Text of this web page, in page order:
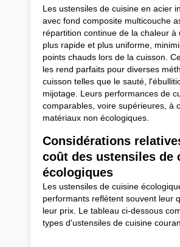
Les ustensiles de cuisine en acier
avec fond composite multicouche
répartition continue de la chaleur à
plus rapide et plus uniforme,
points chauds lors de la cuisson.
les rend parfaits pour diverses
cuisson telles que le sauté,
mijotage. Leurs performances de
comparables, voire supérieures, à
matériaux non écologiques.
Considérations
coût des ustensiles de
écologiques
Les ustensiles de cuisine
performants reflètent souvent leur
leur prix. Le tableau ci-dessous
types d'ustensiles de cuisine